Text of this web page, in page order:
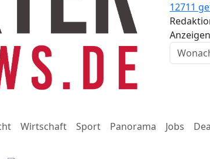
12711
Wirtschaft Sport Panorama Jobs